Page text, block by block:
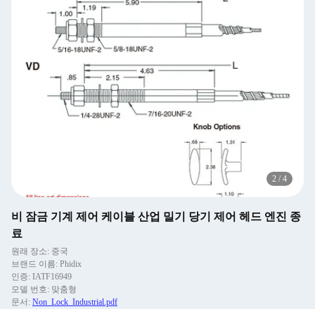
2 / 4
비 잠금 기계 제어 케이블 산업 밀기 당기 제어 헤드 엔진 종
료
원래 장소: 중국
브랜드 이름: Phidix
인증: IATF16949
모델 번호: 맞춤형
문서: Non_Lock_Industrial.pdf